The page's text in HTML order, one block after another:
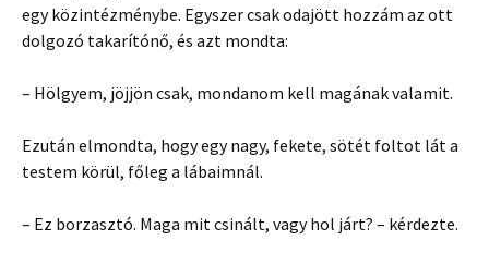
egy közintézménybe. Egyszer csak odajött hozzám az ott
dolgozó takarítónő, és azt mondta:
– Hölgyem, jöjjön csak, mondanom kell magának valamit.
Ezután elmondta, hogy egy nagy, fekete, sötét foltot lát a
testem körül, főleg a lábaimnál.
– Ez borzasztó. Maga mit csinált, vagy hol járt? – kérdezte.